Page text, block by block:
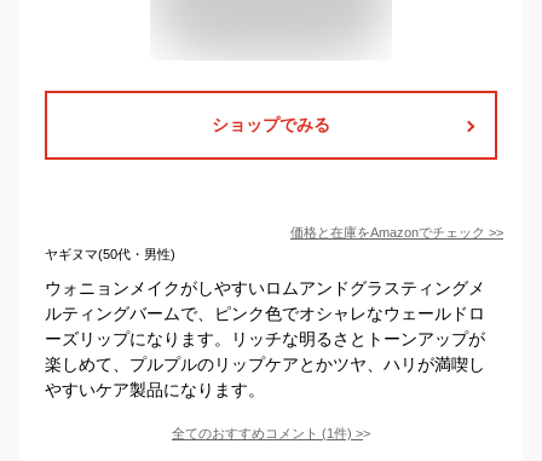
ショップでみる
価格と在庫をAmazonでチェック >>
ヤギヌマ(50代・男性)
ウォニョンメイクがしやすいロムアンドグラスティングメ
ルティングバームで、ピンク色でオシャレなウェールドロ
ーズリップになります。リッチな明るさとトーンアップが
楽しめて、プルプルのリップケアとかツヤ、ハリが満喫し
やすいケア製品になります。
全てのおすすめコメント (1件) >